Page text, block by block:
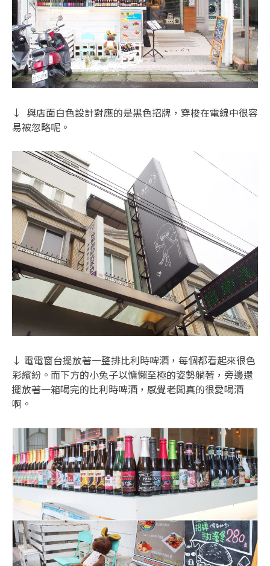
↓ 與店面白色設計對應的是黑色招牌，穿梭在電線中很容
易被忽略呢。
↓ 電電窗台擺放著一整排比利時啤酒，每個都看起來很色
彩繽紛。而下方的小兔子以慵懶至極的姿勢躺著，旁邊還
擺放著一箱喝完的比利時啤酒，感覺老闆真的很愛喝酒
啊。